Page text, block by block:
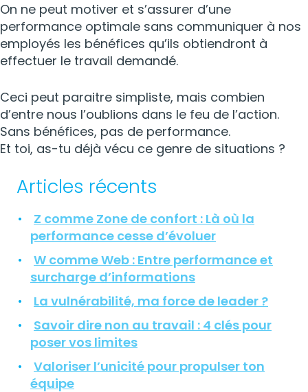
On ne peut motiver et s’assurer d’une
performance optimale sans communiquer à nos
employés les bénéfices qu’ils obtiendront à
effectuer le travail demandé.
Ceci peut paraitre simpliste, mais combien
d’entre nous l’oublions dans le feu de l’action.
Sans bénéfices, pas de performance.
Et toi, as-tu déjà vécu ce genre de situations ?
Articles récents
Z comme Zone de confort : Là où la
performance cesse d’évoluer
W comme Web : Entre performance et
surcharge d’informations
La vulnérabilité, ma force de leader ?
Savoir dire non au travail : 4 clés pour
poser vos limites
Valoriser l’unicité pour propulser ton
équipe